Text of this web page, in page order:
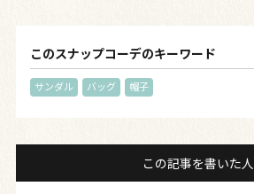
このスナップコーデのキーワード
サンダル バッグ 帽子
この記事を書いた人